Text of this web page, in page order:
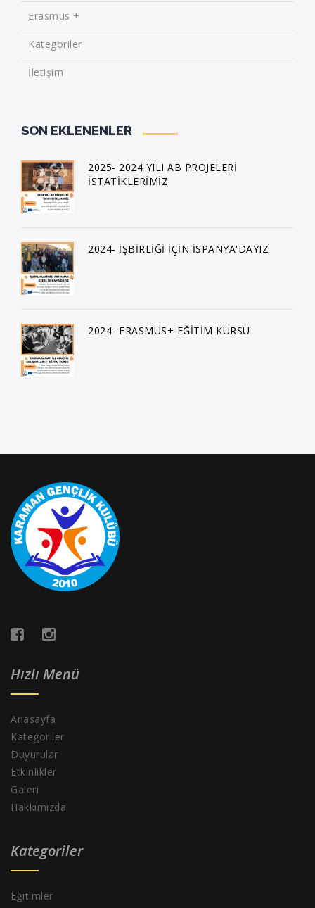
Erasmus +
Kategoriler
İletişim
SON EKLENENLER
2025- 2024 YILI AB PROJELERİ
İSTATİKLERİMİZ
2024- İŞBİRLİĞİ İÇİN İSPANYA'DAYIZ
2024- ERASMUS+ EĞİTİM KURSU
Hızlı Menü
Anasayfa
Kategoriler
Duyurular
Etkinlikler
Galeri
Hakkımızda
Kategoriler
Eğitimler